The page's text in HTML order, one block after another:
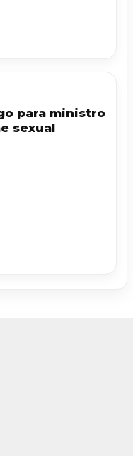
para ministro
sexual